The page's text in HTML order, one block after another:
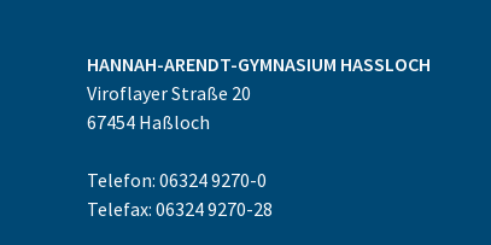
HANNAH-ARENDT-GYMNASIUM HASSLOCH
Viroflayer Straße 20
67454 Haßloch
Telefon: 06324 9270-0
Telefax: 06324 9270-28